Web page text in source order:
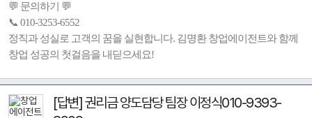
💬 문의하기 💬
📞 010-3253-6552
정직과 성실로 고객의 꿈을 실현합니다. 김명환 창업에이전트와 함께
창업 성공의 첫걸음을 내딛으세요!
[답변] 권리금 양도담당 팀장 이정식010-9393-